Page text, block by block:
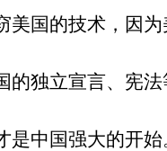
美国的技术，因
的独立宣言、宪
是中国强大的开